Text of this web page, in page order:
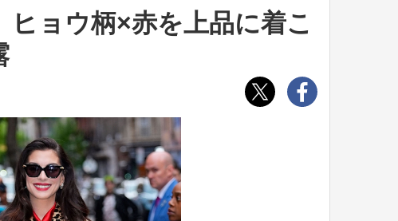
ョウ柄×赤を上品に着こ